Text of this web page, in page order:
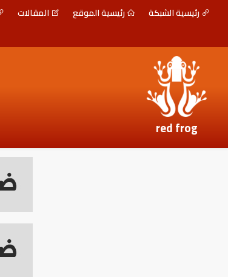
رئيسية الشبكة رئيسية الموقع المقالات
red frog